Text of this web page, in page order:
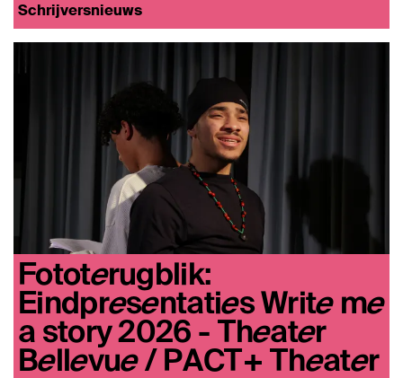
Schrijversnieuws
Fototerugblik:
Eindpresentaties Write me
a story 2026 - Theater
Bellevue / PACT+ Theater